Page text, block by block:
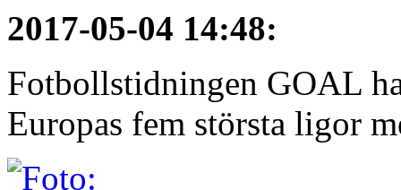
2017-05-04 14:48:
Fotbollstidningen GOAL
Europas fem största ligor